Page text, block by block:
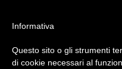
#WIS22
Informativa
Questo sito o gli strumenti
di cookie necessari al